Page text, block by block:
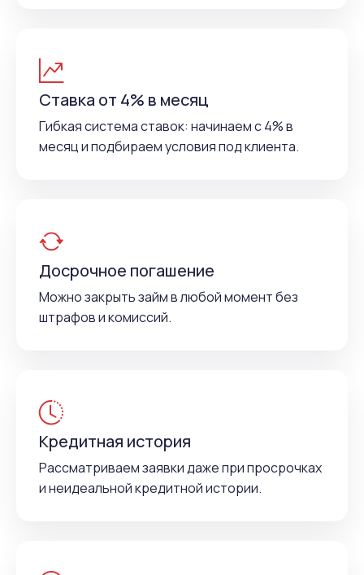
Ставка от 4% в месяц
Гибкая система ставок: начинаем с 4% в
месяц и подбираем условия под клиента.
Досрочное погашение
Можно закрыть займ в любой момент без
штрафов и комиссий.
Кредитная история
Рассматриваем заявки даже при просрочках
и неидеальной кредитной истории.